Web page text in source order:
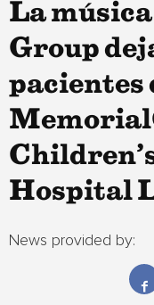
La
Group
pacientes
Hospital
News provided by: